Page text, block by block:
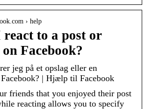
› help
to a post or
Facebook?
jeg på et opslag eller en
| Hjælp til Facebook
friends that you enjoyed their post
reacting allows you to specify